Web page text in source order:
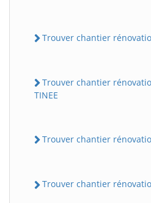
Trouver chantier
Trouver chantier
TINEE
Trouver chantier
Trouver chantier